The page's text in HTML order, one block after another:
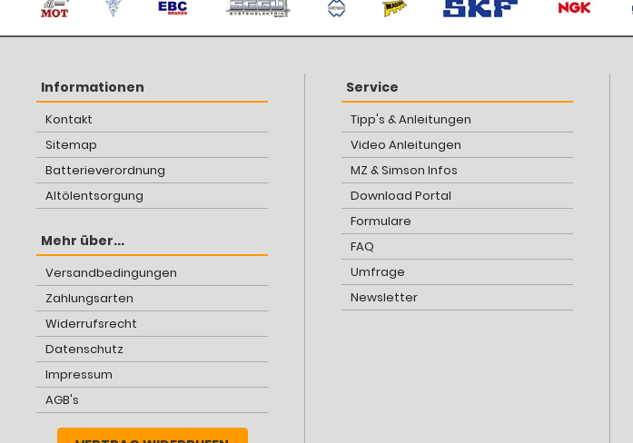
Informationen
Kontakt
Sitemap
Batterieverordnung
Altölentsorgung
Mehr über...
Versandbedingungen
Zahlungsarten
Widerrufsrecht
Datenschutz
Impressum
AGB's
Service
Tipp's & Anleitungen
Video Anleitungen
MZ & Simson Infos
Download Portal
Formulare
FAQ
Umfrage
Newsletter